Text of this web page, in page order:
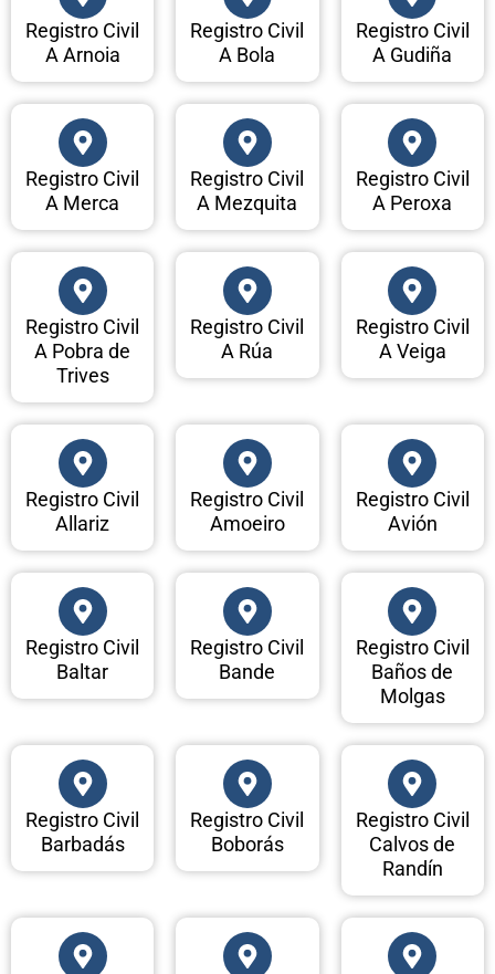
Registro Civil
A Arnoia
Registro Civil
A Bola
Registro Civil
A Gudiña
Registro Civil
A Merca
Registro Civil
A Mezquita
Registro Civil
A Peroxa
Registro Civil
A Pobra de
Trives
Registro Civil
A Rúa
Registro Civil
A Veiga
Registro Civil
Allariz
Registro Civil
Amoeiro
Registro Civil
Avión
Registro Civil
Baltar
Registro Civil
Bande
Registro Civil
Baños de
Molgas
Registro Civil
Barbadás
Registro Civil
Boborás
Registro Civil
Calvos de
Randín